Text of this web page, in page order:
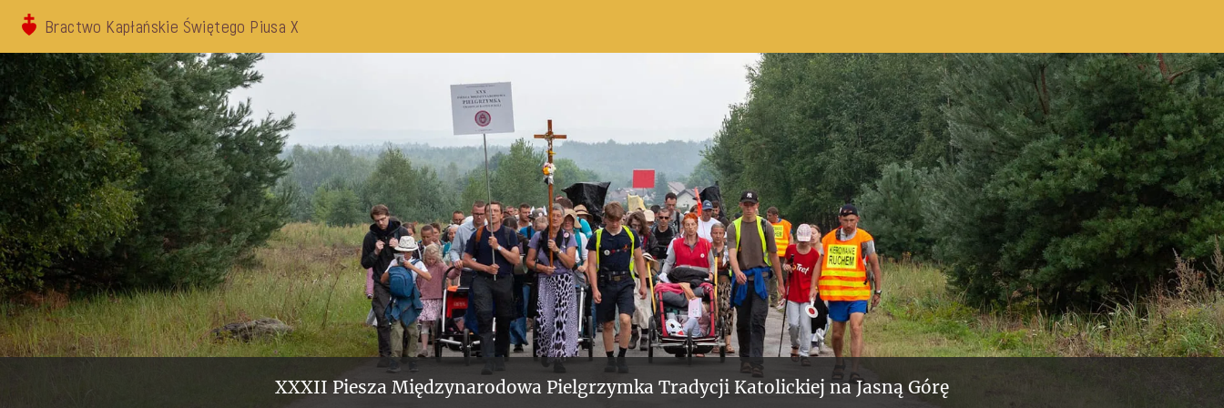
Bractwo Kapłańskie Świętego Piusa X
XXXII Piesza Międzynarodowa Pielgrzymka Tradycji Katolickiej na Jasną Górę